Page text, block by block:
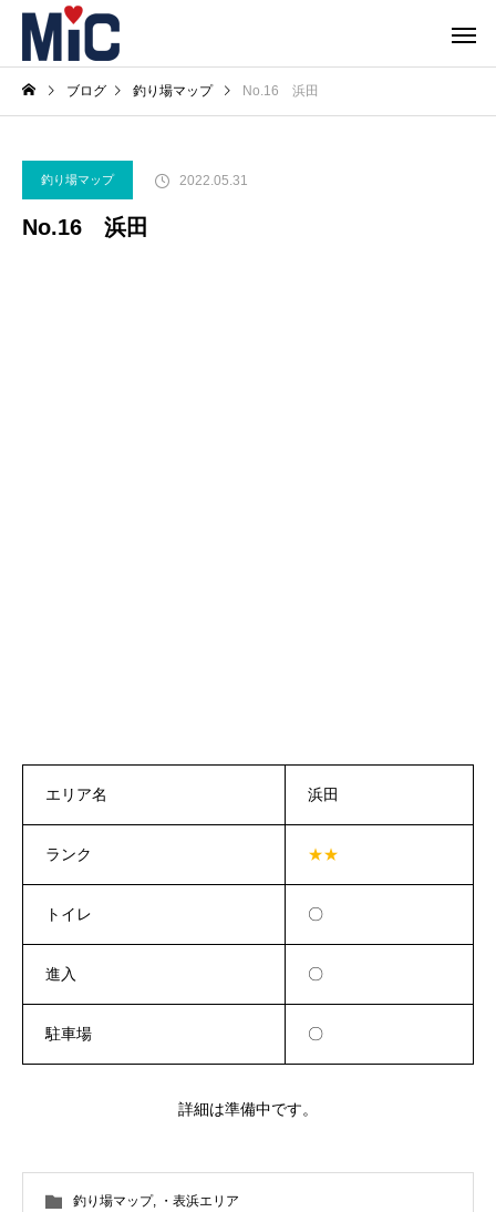
ブログ 釣り場マップ No.16 浜田
釣り場マップ 2022.05.31
No.16 浜田
エリア名 浜田
ランク ★★
トイレ 〇
進入 〇
駐車場 〇
詳細は準備中です。
釣り場マップ, ・表浜エリア